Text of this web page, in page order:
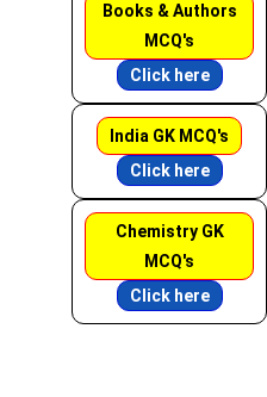
Books & Authors
MCQ's
Click here
India GK MCQ's
Click here
Chemistry GK
MCQ's
Click here